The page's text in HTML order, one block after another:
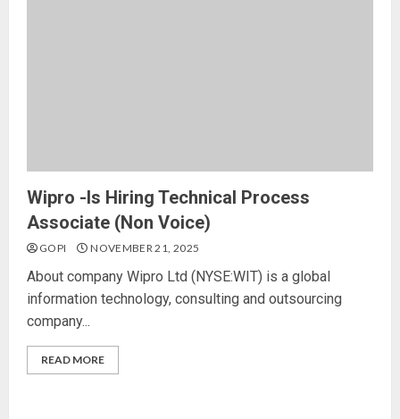
Wipro -Is Hiring Technical Process
Associate (Non Voice)
GOPI NOVEMBER 21, 2025
About company Wipro Ltd (NYSE:WIT) is a global
information technology, consulting and outsourcing
company...
READ MORE